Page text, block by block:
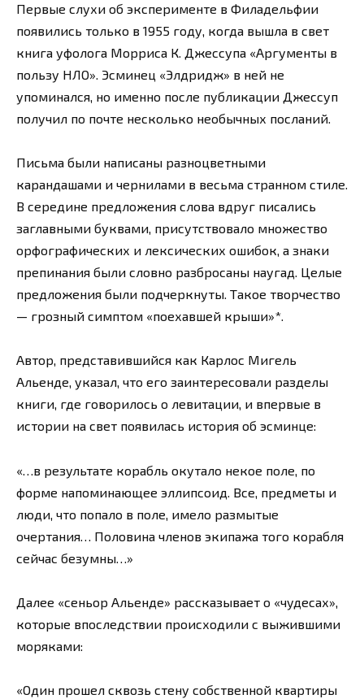
Первые слухи об эксперименте в Филадельфии
появились только в 1955 году, когда вышла в свет
книга уфолога Морриса К. Джессупа «Аргументы в
пользу НЛО». Эсминец «Элдридж» в ней не
упоминался, но именно после публикации Джессуп
получил по почте несколько необычных посланий.
Письма были написаны разноцветными
карандашами и чернилами в весьма странном стиле.
В середине предложения слова вдруг писались
заглавными буквами, присутствовало множество
орфографических и лексических ошибок, а знаки
препинания были словно разбросаны наугад. Целые
предложения были подчеркнуты. Такое творчество
— грозный симптом «поехавшей крыши»*.
Автор, представившийся как Карлос Мигель
Альенде, указал, что его заинтересовали разделы
книги, где говорилось о левитации, и впервые в
истории на свет появилась история об эсминце:
«…в результате корабль окутало некое поле, по
форме напоминающее эллипсоид. Все, предметы и
люди, что попало в поле, имело размытые
очертания… Половина членов экипажа того корабля
сейчас безумны…»
Далее «сеньор Альенде» рассказывает о «чудесах»,
которые впоследствии происходили с выжившими
моряками:
«Один прошел сквозь стену собственной квартиры